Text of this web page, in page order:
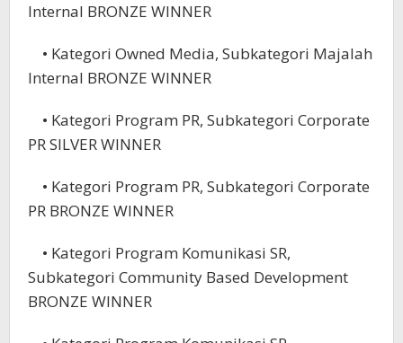
Internal BRONZE WINNER
• Kategori Owned Media, Subkategori Majalah
Internal BRONZE WINNER
• Kategori Program PR, Subkategori Corporate
PR SILVER WINNER
• Kategori Program PR, Subkategori Corporate
PR BRONZE WINNER
• Kategori Program Komunikasi SR,
Subkategori Community Based Development
BRONZE WINNER